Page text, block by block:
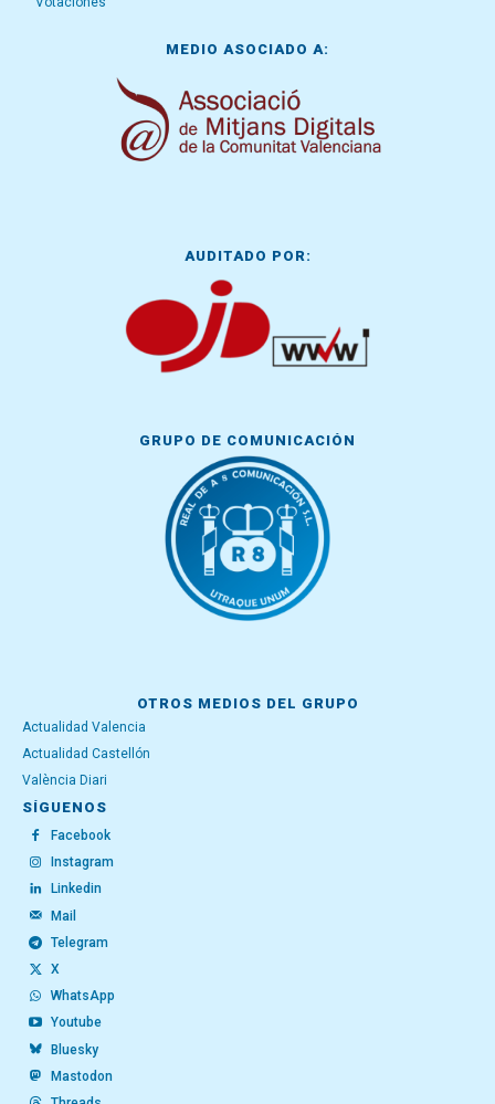
MEDIO ASOCIADO A:
AUDITADO POR:
GRUPO DE COMUNICACIÓN
OTROS MEDIOS DEL GRUPO
Actualidad Valencia
Actualidad Castellón
València Diari
SÍGUENOS
Facebook
Instagram
Linkedin
Mail
Telegram
X
WhatsApp
Youtube
Bluesky
Mastodon